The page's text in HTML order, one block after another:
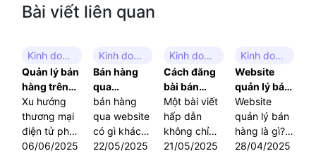
Bài viết liên quan
Kinh doanh online
Quản lý bán
hàng trên
website:
Giải pháp
tối ưu cho
kinh doanh
Xu hướng
thương mại
điện tử phát
triển mạnh
06/06/2025
Kinh doanh online
Bán hàng
qua
Website: Xu
hướng kinh
doanh hiệu
quả trong
bán hàng
qua website
có gì khác
biệt so với
22/05/2025
Kinh doanh online
Cách đăng
bài bán
hàng thu
hút: Tăng
tương tác –
Chốt đơn
Một bài viết
hấp dẫn
không chỉ
giúp tăng
21/05/2025
Kinh doanh online
Website
quản lý bán
hàng: Tối
ưu kênh
bán hàng
cho doanh
Website
quản lý bán
hàng là gì?
Tại sao nó lại
28/04/2025